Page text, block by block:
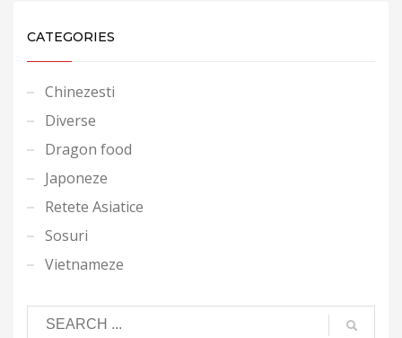
CATEGORIES
Chinezesti
Diverse
Dragon food
Japoneze
Retete Asiatice
Sosuri
Vietnameze